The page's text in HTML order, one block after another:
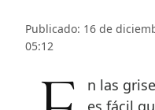
Publicado: 16 de
05:12
es fácil